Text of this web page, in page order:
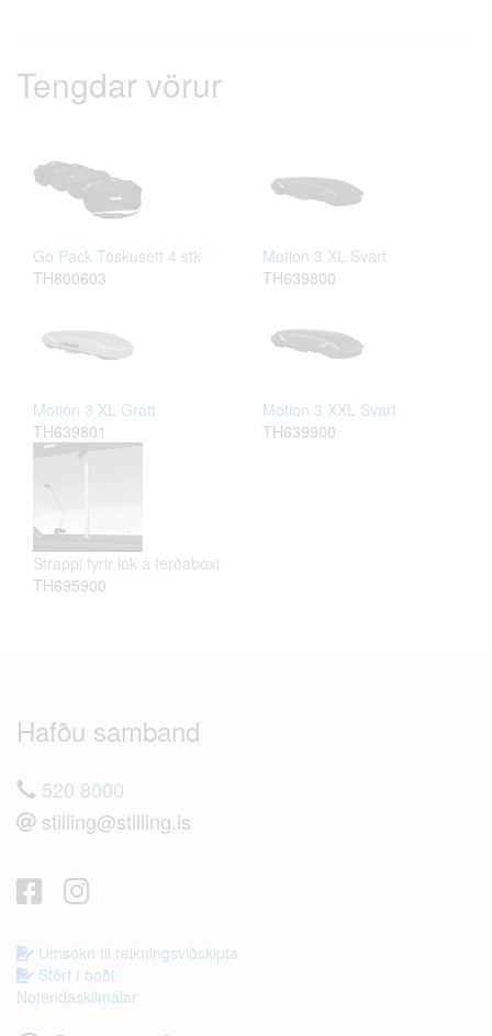
Tengdar vörur
Go Pack Töskusett 4 stk
TH800603
Motion 3 XL Svart
TH639800
Motion 3 XL Grátt
TH639801
Motion 3 XXL Svart
TH639900
Strappi fyrir lok á ferðaboxi
TH695900
Hafðu samband
520 8000
stilling@stilling.is
Umsókn til reikningsviðskipta
Störf í boði
Notendaskilmálar